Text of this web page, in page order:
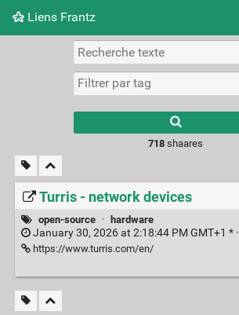
Liens Frantz
Nuage de tags Mur d'images
718shaares
Turris - network devices
open-source · hardware
January 30, 2026 at 2:18:44 PM GMT+1 * ·
https://www.turris.com/en/